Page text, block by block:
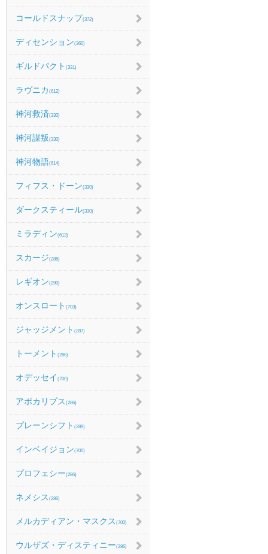
コールドスナップ(372)
ディセンション(360)
ギルドパクト (331)
ラヴニカ (612)
神河救済(330)
神河謀叛 (330)
神河物語(614)
フィフス・ドーン(330)
ダークスティール(330)
ミラディン(613)
スカージ(286)
レギオン(290)
オンスロート (703)
ジャッジメント (287)
トーメント (286)
オデッセイ (700)
アポカリプス (286)
プレーンシフト (289)
インベイジョン(700)
プロフェシー(286)
ネメシス (286)
メルカディアン・マスクス (700)
ウルザズ・ディスティニー(286)